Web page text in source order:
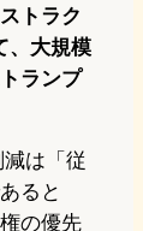
トラク
、大規模
ランプ
は「従
ると
の優先